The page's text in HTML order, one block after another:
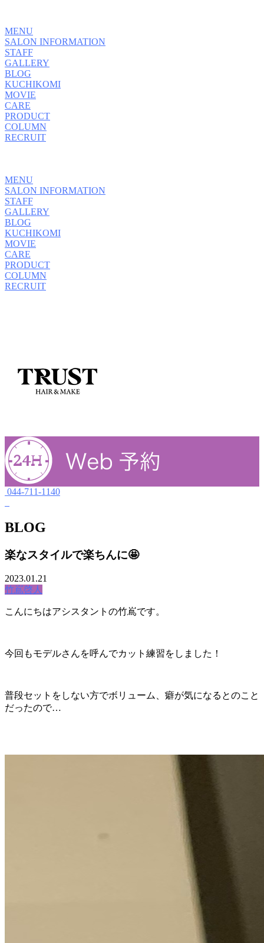
MENU
SALON INFORMATION
STAFF
GALLERY
BLOG
KUCHIKOMI
MOVIE
CARE
PRODUCT
COLUMN
RECRUIT
MENU
SALON INFORMATION
STAFF
GALLERY
BLOG
KUCHIKOMI
MOVIE
CARE
PRODUCT
COLUMN
RECRUIT
044-711-1140
BLOG
楽なスタイルで楽ちんに🤩
2023.01.21
竹嶌啓人
こんにちはアシスタントの竹嶌です。
今回もモデルさんを呼んでカット練習をしました！
普段セットをしない方でボリューム、癖が気になるとのこと
だったので…